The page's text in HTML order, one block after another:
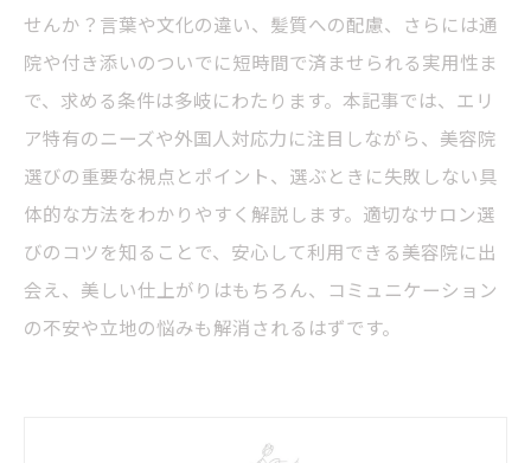
せんか？言葉や文化の違い、髪質への配慮、さらには通
院や付き添いのついでに短時間で済ませられる実用性ま
で、求める条件は多岐にわたります。本記事では、エリ
ア特有のニーズや外国人対応力に注目しながら、美容院
選びの重要な視点とポイント、選ぶときに失敗しない具
体的な方法をわかりやすく解説します。適切なサロン選
びのコツを知ることで、安心して利用できる美容院に出
会え、美しい仕上がりはもちろん、コミュニケーション
の不安や立地の悩みも解消されるはずです。